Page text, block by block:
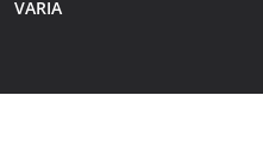
VARIA